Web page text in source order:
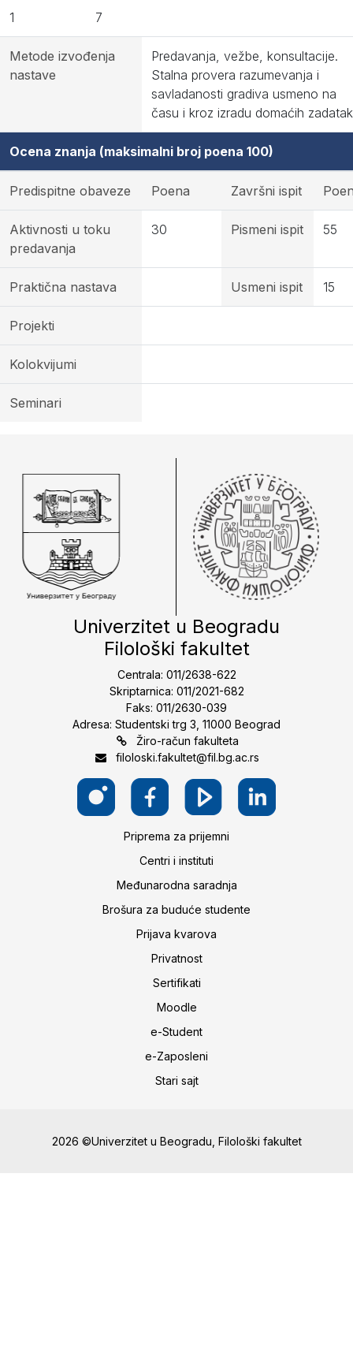
1 7
Metode izvođenja
nastave
Predavanja, vežbe, konsultacije.
Stalna provera razumevanja i
savladanosti gradiva usmeno na
času i kroz izradu domaćih
Ocena znanja (maksimalni broj poena 100)
Predispitne obaveze Poena Završni ispit
Aktivnosti u toku
predavanja
30 Pismeni ispit 55
Praktična nastava Usmeni ispit 15
Projekti
Kolokvijumi
Seminari
Univerzitet u Beogradu
Filološki fakultet
Centrala: 011/2638-622
Skriptarnica: 011/2021-682
Faks: 011/2630-039
Adresa: Studentski trg 3, 11000 Beograd
Žiro-račun fakulteta
filoloski.fakultet@fil.bg.ac.rs
Priprema za prijemni
Centri i instituti
Međunarodna saradnja
Brošura za buduće studente
Prijava kvarova
Privatnost
Sertifikati
Moodle
e-Student
e-Zaposleni
Stari sajt
2026 ©Univerzitet u Beogradu, Filološki fakultet